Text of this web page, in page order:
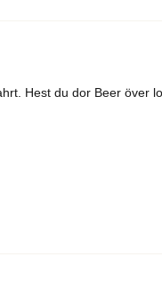
Hest du dor Beer över